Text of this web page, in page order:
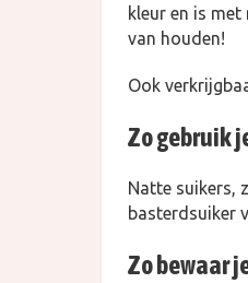
kleur en is
van houden!
Ook
Zo gebruik
Natte suikers,
basterdsuiker
Zo bewaar